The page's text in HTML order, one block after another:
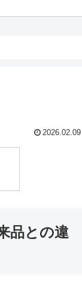
2026.02.09
品との違